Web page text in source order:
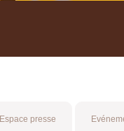
Espace presse